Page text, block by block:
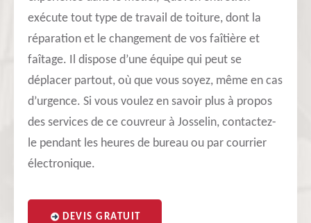
exécute tout type de travail de toiture, dont la
réparation et le changement de vos faîtière et
faîtage. Il dispose d’une équipe qui peut se
déplacer partout, où que vous soyez, même en cas
d’urgence. Si vous voulez en savoir plus à propos
des services de ce couvreur à Josselin, contactez-
le pendant les heures de bureau ou par courrier
électronique.
DEVIS GRATUIT